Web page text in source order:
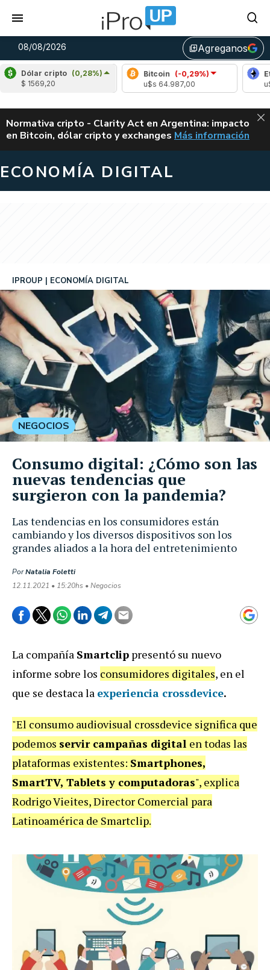
08/08/2026 library_addAgreganos
Dólar cripto (0,28%)
$ 1569,20
Bitcoin
(-0,29%)
u$s 64.987,00
Ethereum
u$s 1918,10
ALERTA
Normativa cripto - Clarity Act en Argentina: impacto
en Bitcoin, dólar cripto y exchanges CLARITY ACT EN
Más información
ECONOMÍA DIGITAL
Las tendencias en los consumidores están
cambiando y los diversos dispositivos son los
grandes aliados a la hora del entretenimiento
IPROUP ECONOMÍA DIGITAL
PorNatalia Foletti
12.11.2021 • 15:20hs • Negocios
NEGOCIOS
Consumo digital: ¿Cómo son las
nuevas tendencias que
surgieron con la pandemia?
La compañía Smartclip presentó su nuevo
informe sobre los consumidores digitales, en el
que se destaca la experiencia crossdevice.
"El consumo audiovisual crossdevice significa que
podemos servir campañas digital en todas las
plataformas existentes: Smartphones,
SmartTV, Tablets y computadoras", explica
Rodrigo Vieites, Director Comercial para
Latinoamérica de Smartclip.